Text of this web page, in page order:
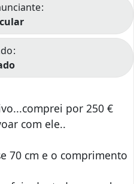
por 250 €
com ele..
70 cm e o comprimento